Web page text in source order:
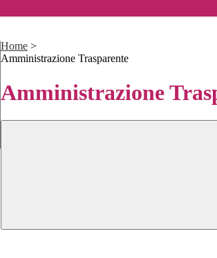
Home >
Amministrazione Trasparente
Amministrazione